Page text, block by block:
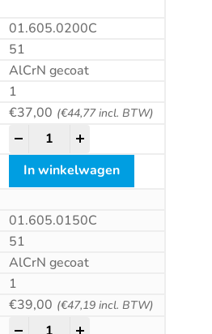
01.605.0200C
51
AlCrN gecoat
1
€37,00 (€44,77incl. BTW)
HSS-E Universeelfrees,
In winkelwagen
01.605.0150C
51
AlCrN gecoat
1
€39,00 (€47,19incl. BTW)
HSS-E Universeelfrees,